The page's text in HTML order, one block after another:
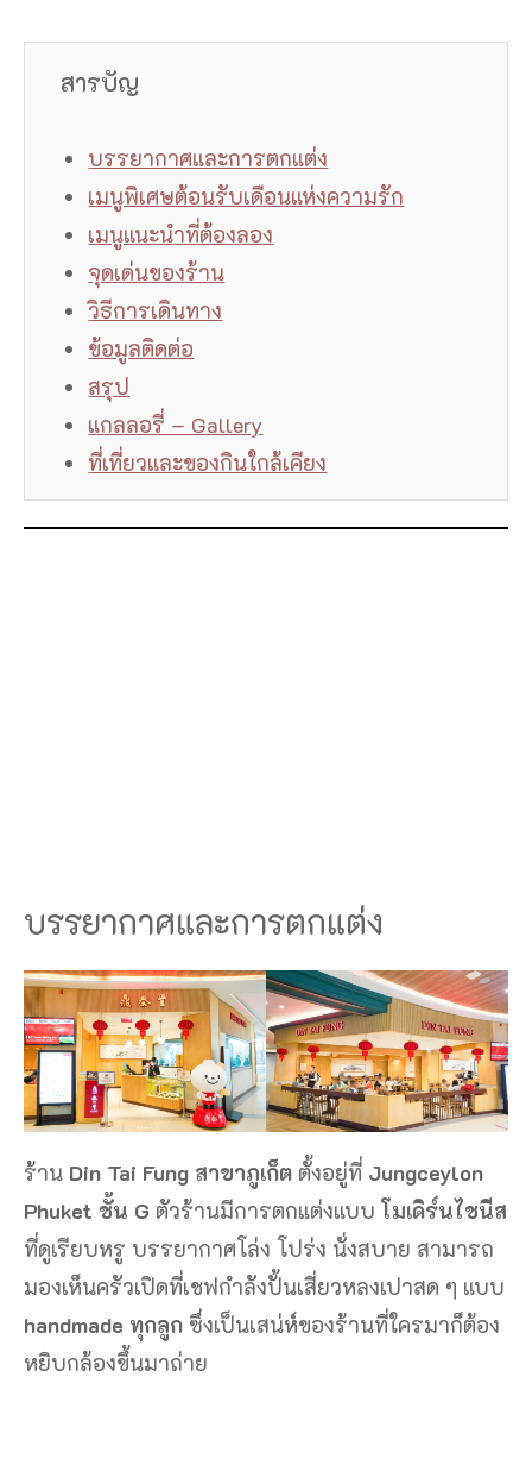
สารบัญ
บรรยากาศและการตกแต่ง
เมนูพิเศษต้อนรับเดือนแห่งความรัก
เมนูแนะนำที่ต้องลอง
จุดเด่นของร้าน
วิธีการเดินทาง
ข้อมูลติดต่อ
สรุป
แกลลอรี่ – Gallery
ที่เที่ยวและของกินใกล้เคียง
บรรยากาศและการตกแต่ง
ร้าน Din Tai Fung สาขาภูเก็ต ตั้งอยู่ที่ Jungceylon
Phuket ชั้น G ตัวร้านมีการตกแต่งแบบ โมเดิร์นไชนีส
ที่ดูเรียบหรู บรรยากาศโล่ง โปร่ง นั่งสบาย สามารถ
มองเห็นครัวเปิดที่เชฟกำลังปั้นเสี่ยวหลงเปาสด ๆ แบบ
handmade ทุกลูก ซึ่งเป็นเสน่ห์ของร้านที่ใครมาก็ต้อง
หยิบกล้องขึ้นมาถ่าย